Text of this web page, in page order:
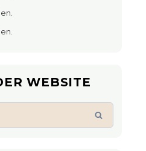
WEBSITE